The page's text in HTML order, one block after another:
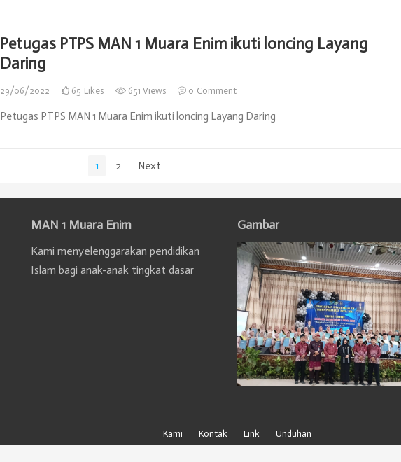
Petugas PTPS MAN 1 Muara Enim ikuti loncing Layang
Daring
29/06/2022 65 Likes 651 Views 0 Comment
Petugas PTPS MAN 1 Muara Enim ikuti loncing Layang Daring
1 2 Next
MAN 1 Muara Enim
Kami menyelenggarakan pendidikan
Islam bagi anak-anak tingkat dasar
Gambar
Kami Kontak Link Unduhan